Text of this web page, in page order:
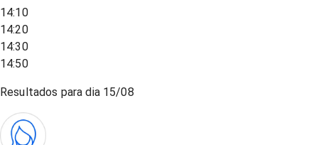
14:10
14:20
14:30
14:50
Resultados para dia 15/08